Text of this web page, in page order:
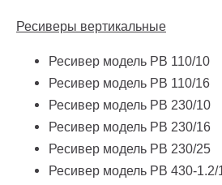
Ресиверы вертикальные
Ресивер модель РВ 110/10
Ресивер модель РВ 110/16
Ресивер модель РВ 230/10
Ресивер модель РВ 230/16
Ресивер модель РВ 230/25
Ресивер модель РВ 430-1.2/